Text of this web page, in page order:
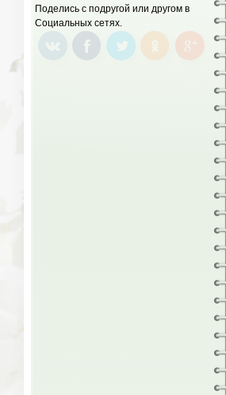
Поделись с подругой или другом в
Социальных сетях.